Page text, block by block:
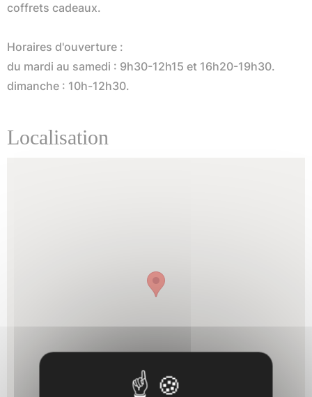
coffrets cadeaux.
Horaires d'ouverture :
du mardi au samedi : 9h30-12h15 et 16h20-19h30.
dimanche : 10h-12h30.
Localisation